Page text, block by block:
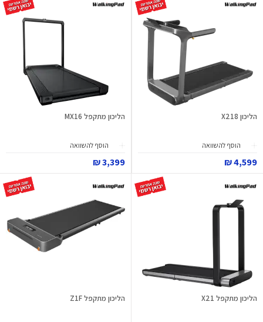
הליכון X218
הוסף להשוואה
4,599 ₪
הליכון מתקפל MX16
הוסף להשוואה
3,399 ₪
הליכון מתקפל X21 הליכון מתקפל Z1F